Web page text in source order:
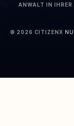
ANWALT IN IHRER
© 2026 CITIZENX ·